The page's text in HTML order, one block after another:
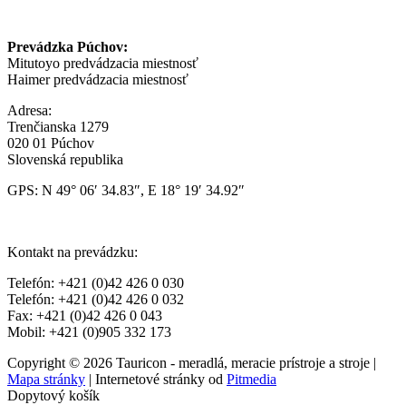
Prevádzka Púchov:
Mitutoyo predvádzacia miestnosť
Haimer predvádzacia miestnosť
Adresa:
Trenčianska 1279
020 01 Púchov
Slovenská republika
GPS: N 49° 06′ 34.83″, E 18° 19′ 34.92″
Kontakt na prevádzku:
Telefón: +421 (0)42 426 0 030
Telefón: +421 (0)42 426 0 032
Fax: +421 (0)42 426 0 043
Mobil: +421 (0)905 332 173
Copyright © 2026 Tauricon - meradlá, meracie prístroje a stroje |
Mapa stránky | Internetové stránky od Pitmedia
Dopytový košík